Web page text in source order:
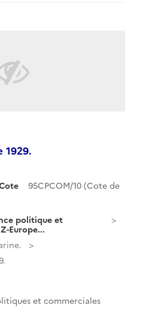
1929.
95CPCOM/10 (Cote de
politique et
Europe...
et commerciales